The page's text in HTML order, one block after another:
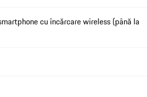
cu încărcare wireless (până la